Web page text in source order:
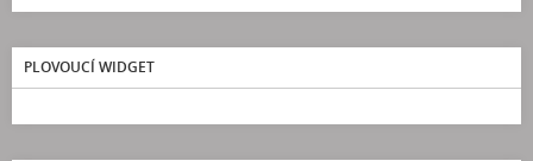
PLOVOUCÍ WIDGET